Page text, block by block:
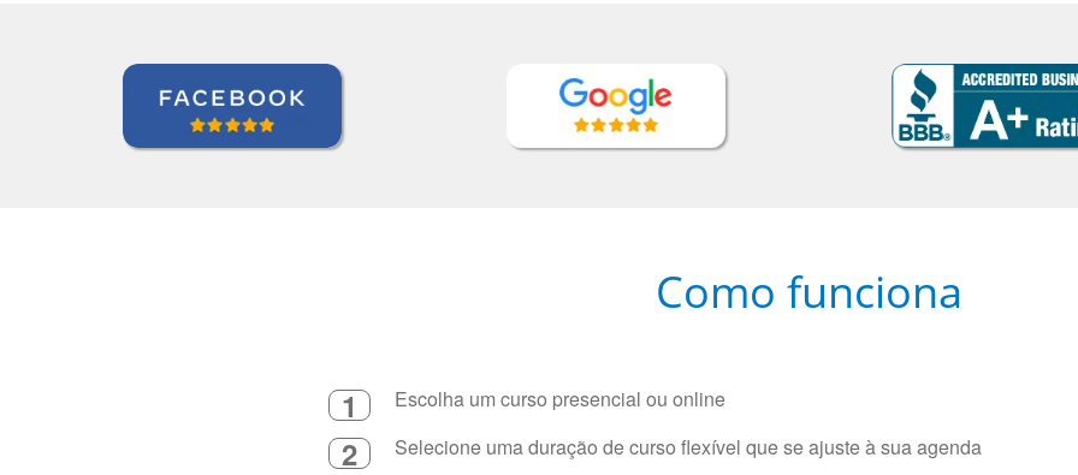
Como funciona
1 Escolha um curso presencial ou online
2 Selecione uma duração de curso flexível que se ajuste à sua agenda